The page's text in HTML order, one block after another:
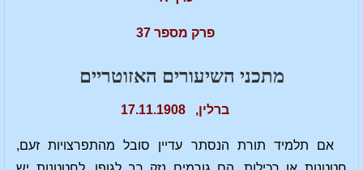
פרק מספר 37
מתכני השיעורים האזוטריים
ברלין, 17.11.1908
אם תלמיד תורת הנסתר עדיין סובל מהתפרצויות זעם,